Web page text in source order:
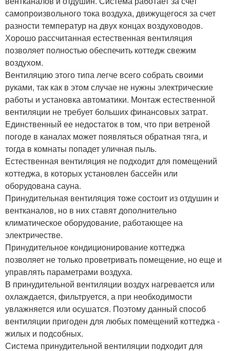
самопроизвольного тока воздуха, движущегося за счет
разности температур на двух концах воздуховодов.
Хорошо рассчитанная естественная вентиляция
позволяет полностью обеспечить коттедж свежим
воздухом.
Вентиляцию этого типа легче всего собрать своими
руками, так как в этом случае не нужны электрические
работы и установка автоматики. Монтаж естественной
вентиляции не требует больших финансовых затрат.
Единственный ее недостаток в том, что при ветреной
погоде в каналах может появляться обратная тяга, и
тогда в комнаты попадет уличная пыль.
Естественная вентиляция не подходит для помещений
коттеджа, в которых установлен бассейн или
оборудована сауна.
Принудительная вентиляция тоже состоит из отдушин и
вентканалов, но в них ставят дополнительно
климатическое оборудование, работающее на
электричестве.
Принудительное кондиционирование коттеджа
позволяет не только проветривать помещение, но еще и
управлять параметрами воздуха.
В принудительной вентиляции воздух нагревается или
охлаждается, фильтруется, а при необходимости
увлажняется или осушатся. Поэтому данный способ
вентиляции пригоден для любых помещений коттеджа -
жилых и подсобных.
Система принудительной вентиляции подходит для